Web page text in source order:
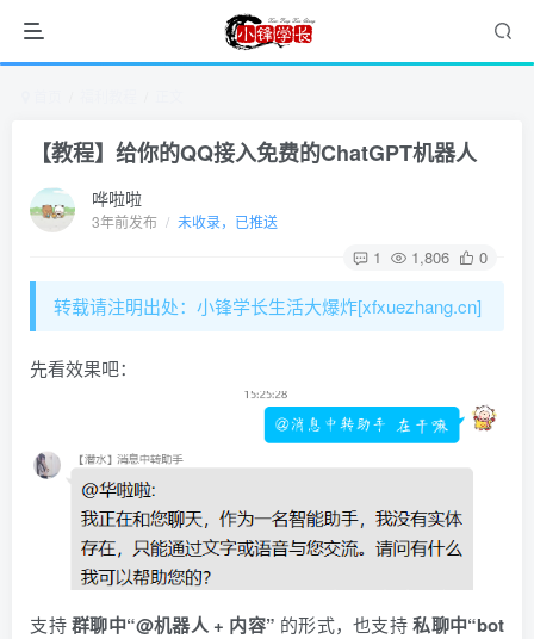
【教程】给你的QQ接入免费的ChatGPT机器人
哗啦啦
3年前发布 / 未收录，已推送
1 1,806 0
转载请注明出处：小锋学长生活大爆炸[xfxuezhang.cn]
先看效果吧：
​支持群聊中“@机器人 + 内容” 的形式，也支持私聊中“bot